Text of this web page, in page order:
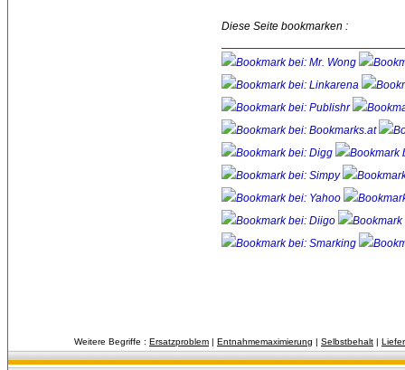
Diese Seite bookmarken :
Weitere Begriffe : Ersatzproblem | Entnahmemaximierung | Selbstbehalt |